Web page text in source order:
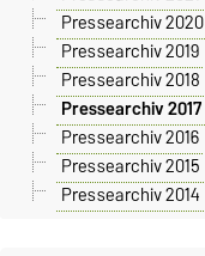
Pressearchiv 2020
Pressearchiv 2019
Pressearchiv 2018
Pressearchiv 2017
Pressearchiv 2016
Pressearchiv 2015
Pressearchiv 2014